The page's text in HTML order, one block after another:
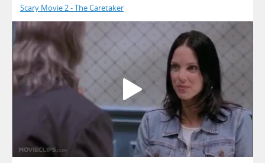
Scary Movie 2 - The Caretaker